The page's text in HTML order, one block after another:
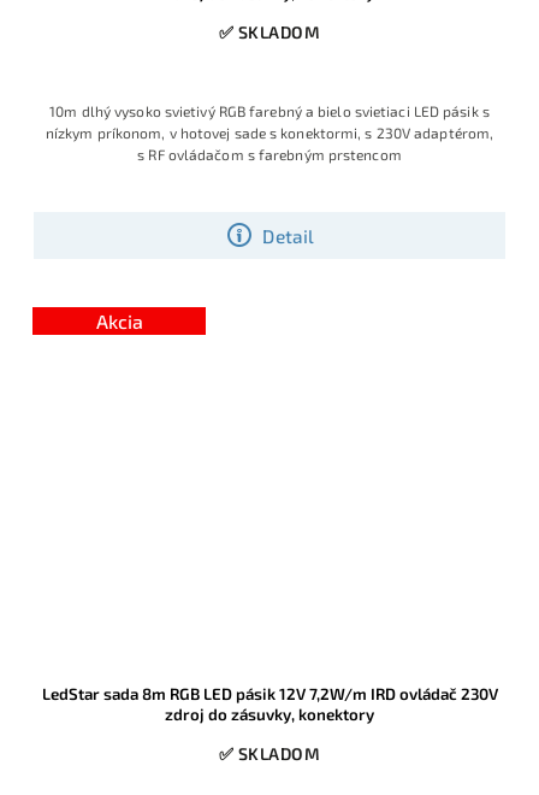
✅ SKLADOM
Detail
10m dlhý vysoko svietivý RGB farebný a bielo svietiaci LED pásik s
nízkym príkonom, v hotovej sade s konektormi, s 230V adaptérom,
s RF ovládačom s farebným prstencom
Akcia
LedStar sada 8m RGB LED pásik 12V 7,2W/m IRD ovládač 230V
zdroj do zásuvky, konektory
✅ SKLADOM